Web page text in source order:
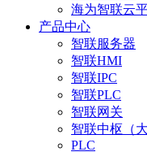
海为智联云
产品中心
智联服务器
智联HMI
智联IPC
智联PLC
智联网关
智联中枢（
PLC